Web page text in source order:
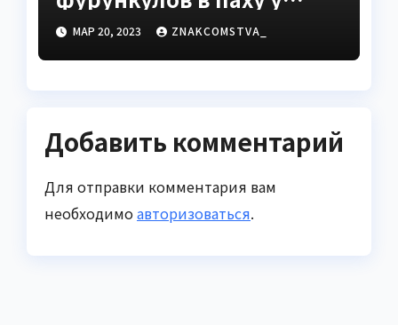
мужчин
МАР 20, 2023 ZNAKCOMSTVA_
Добавить комментарий
Для отправки комментария вам
необходимоавторизоваться.